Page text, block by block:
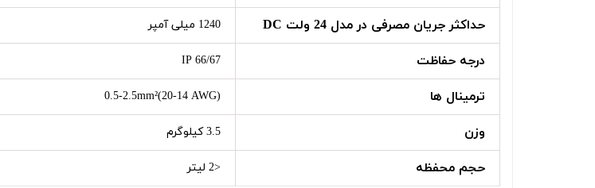
حداکثر جریان مصرفی در مدل 24 ولت DC 1240 میلی آمپر
درجه حفاظت IP 66/67
ترمینال ها 0.5-2.5mm²(20-14 AWG)
وزن 3.5 کیلوگرم
حجم محفظه <2 لیتر